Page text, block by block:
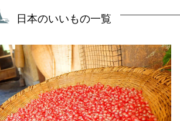
日本のいいもの一覧